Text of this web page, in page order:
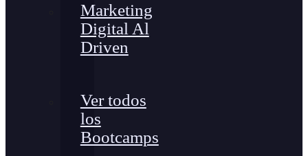
Marketing
Digital Al
Driven
Ver todos
los
Bootcamps